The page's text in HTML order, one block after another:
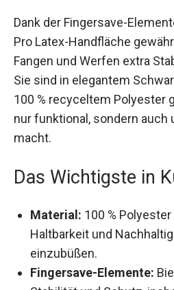
Pro Latex-Handfläche
Fangen und Werfen extra
Halt. Sie sind in elegantem
und aus 100 % recyceltem
was sie nicht nur funktional,
umweltfreundlich macht.
Das Wichtigste in
Haltbarkeit und
Qualität einzubüßen.
Fingersave-Elemente:
Stabilität und Schutz,